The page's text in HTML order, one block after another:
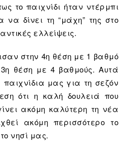
το παιχνίδι ήταν ντέρμπι
να δίνει τη “μάχη” της στο
ελλείψεις.
στην 4η θέση με 1 βαθμό
3η θέση με 4 βαθμούς. Αυτά
μας για τη σεζόν
ότι η καλή δουλειά που
ακόμη καλύτερη τη νέα
ακόμη περισσότερο το
νησί μας.